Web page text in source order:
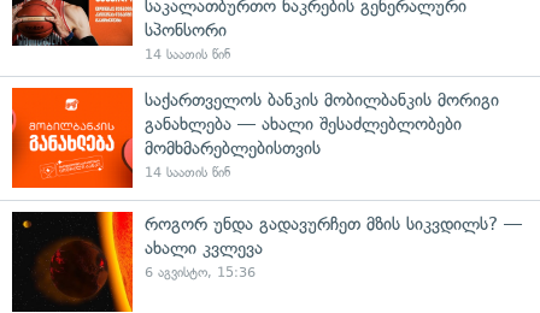
საკალათბურთო ნაკრების გენერალური
სპონსორი
14 საათის წინ
საქართველოს ბანკის მობილბანკის მორიგი
განახლება — ახალი შესაძლებლობები
მომხმარებლებისთვის
14 საათის წინ
როგორ უნდა გადავურჩეთ მზის სიკვდილს? —
ახალი კვლევა
6 აგვისტო, 15:36